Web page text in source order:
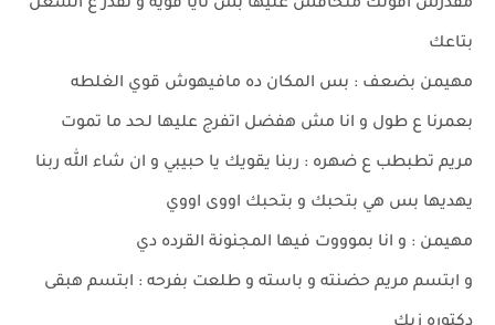
مقدرش اقولك متخافش عليها بس نايا قويه و تقدر ع الشغل
بتاعك
مهيمن بضعف : بس المكان ده مافيهوش قوي الغلطه
بعمرنا ع طول و انا مش هفضل اتفرج عليها لحد ما تموت
مريم تطبطب ع ضهره : ربنا يقويك يا حبيبي و ان شاء الله ربنا
يهديها بس هي بتحبك و بتحبك اووى اووي
مهيمن : و انا بموووت فيها المجنونة القرده دي
و ابتسم مريم حضنته و باسته و طلعت بفرحه : ابتسم هبقى